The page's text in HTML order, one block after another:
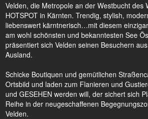
Velden, die Metropole an der Westbucht des
HOTSPOT in Kärnten. Trendig, stylish,
liebenswert kärntnerisch…mit diesem
am wohl schönsten und bekanntesten See
präsentiert sich Velden seinen Besuchern
Ausland.
Schicke Boutiquen und gemütlichen
Ortsbild und laden zum Flanieren und
und GESEHEN werden will, der sichert sich
Reihe in der neugeschaffenen
Velden.